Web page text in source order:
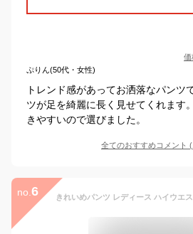
価
ぷりん(50代・女性)
トレンド感があってお洒落なパンツ
ツが足を綺麗に長く見せてくれます
きやすいので選びました。
全てのおすすめコメント (
no. 6